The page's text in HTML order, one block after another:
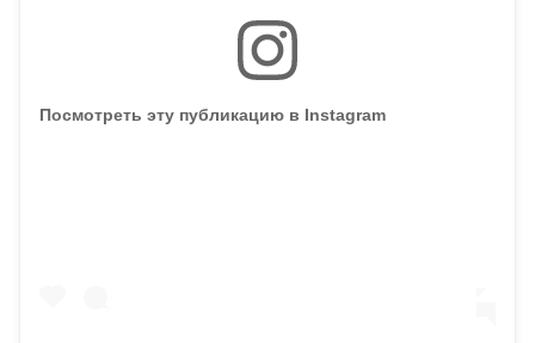
Посмотреть эту публикацию в Instagram